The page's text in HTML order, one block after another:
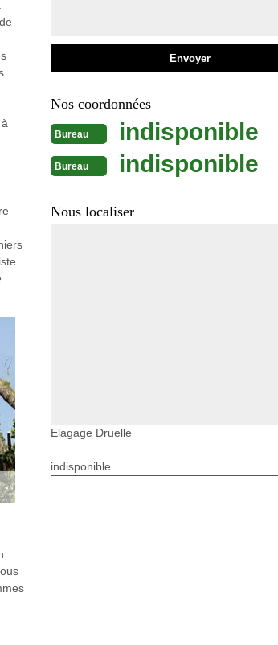
Nos coordonnées
Bureau indisponible
Bureau indisponible
Nous localiser
Elagage Druelle
indisponible